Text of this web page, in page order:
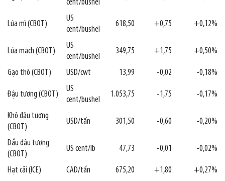
cent/bushel
Lúa mì (CBOT)
US
cent/bushel
618,50 +0,75 +0,12%
Lúa mạch (CBOT)
US
cent/bushel
349,75 +1,75 +0,50%
Gạo thô (CBOT) USD/cwt 13,99 -0,02 -0,18%
Đậu tương (CBOT)
US
cent/bushel
1.053,75 -1,75 -0,17%
Khô đậu tương
(CBOT)
USD/tấn 301,50 -0,60 -0,20%
Dầu đậu tương
(CBOT)
US cent/lb 47,73 -0,01 -0,02%
Hạt cải (ICE) CAD/tấn 675,20 +1,80
+0,27%